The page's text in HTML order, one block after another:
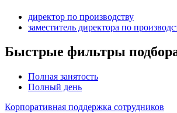
директор по производству
заместитель директора по
Быстрые фильтры
Полная занятость
Полный день
Корпоративная поддержка сотрудников